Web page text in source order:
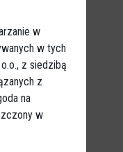
w
w tych
z siedzibą
z
na
w